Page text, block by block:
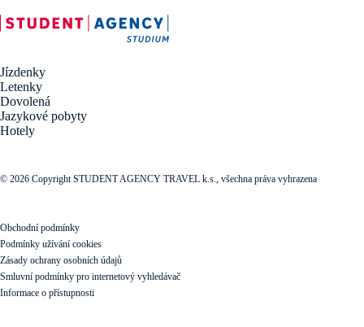
Jízdenky
Letenky
Dovolená
Jazykové pobyty
Hotely
© 2026 Copyright STUDENT AGENCY TRAVEL k.s., všechna práva vyhrazena
Obchodní podmínky
Podmínky užívání cookies
Zásady ochrany osobních údajů
Smluvní podmínky pro internetový vyhledávač
Informace o přístupnosti